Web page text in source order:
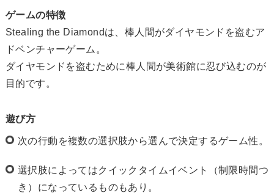
ゲームの特徴
Stealing the Diamondは、棒人間がダイヤモンドを盗むア
ドベンチャーゲーム。
ダイヤモンドを盗むために棒人間が美術館に忍び込むのが
目的です。
遊び方
次の行動を複数の選択肢から選んで決定するゲーム性。
選択肢によってはクイックタイムイベント（制限時間つ
き）になっているものもあり。